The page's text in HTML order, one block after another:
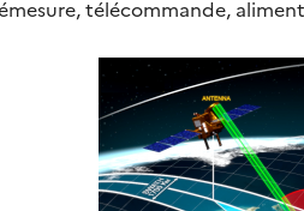
télécommande,